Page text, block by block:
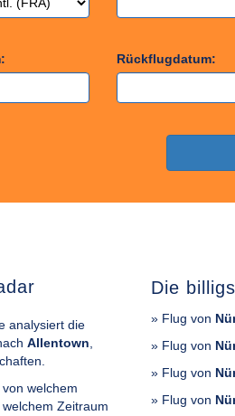
Rückflugdatum:
analysiert die
Allentown,
welchem
Zeitraum
Die
» Flug von
» Flug von
» Flug von
» Flug von